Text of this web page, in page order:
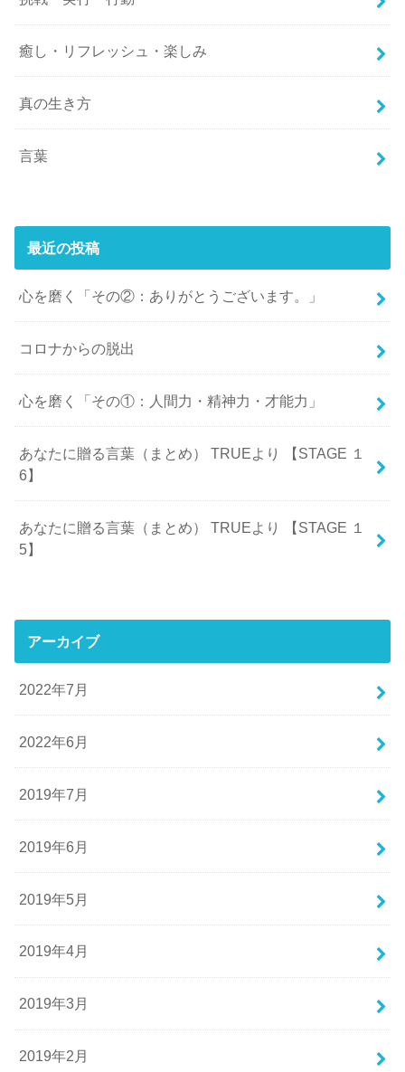
癒し・リフレッシュ・楽しみ
真の生き方
言葉
最近の投稿
心を磨く「その②：ありがとうございます。」
コロナからの脱出
心を磨く「その①：人間力・精神力・才能力」
あなたに贈る言葉（まとめ） TRUEより 【STAGE １
6】
あなたに贈る言葉（まとめ） TRUEより 【STAGE １
5】
アーカイブ
2022年7月
2022年6月
2019年7月
2019年6月
2019年5月
2019年4月
2019年3月
2019年2月